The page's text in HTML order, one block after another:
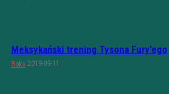
Meksykański trening Tysona Fury’ego
Boks 2019-09-11